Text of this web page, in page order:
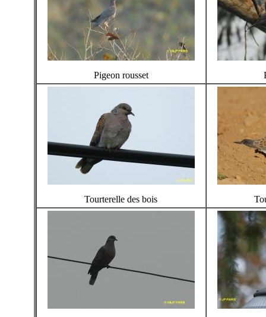
Pigeon rousset
Tourterelle des bois